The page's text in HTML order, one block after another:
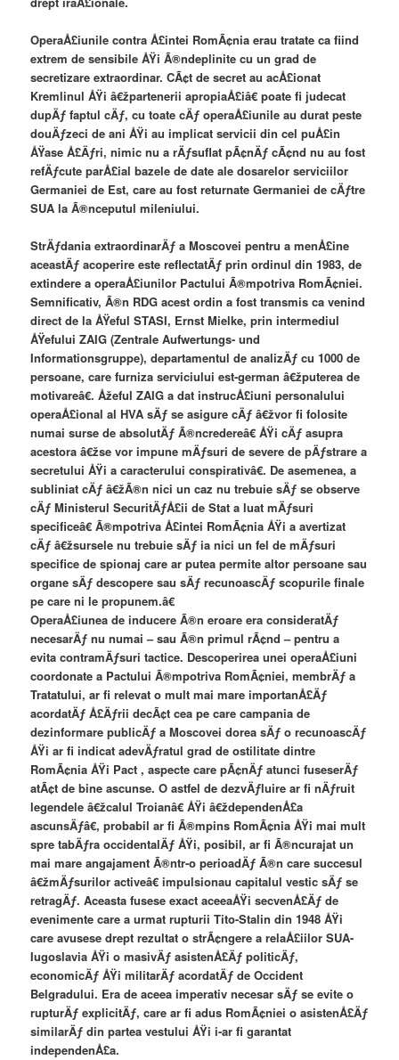
OperaÅ£iunile contra Å£intei RomÃ¢nia erau tratate ca fiind
extrem de sensibile ÅŸi Ã®ndeplinite cu un grad de
secretizare extraordinar. CÃ¢t de secret au acÅ£ionat
Kremlinul ÅŸi â€žpartenerii apropiaÅ£iâ€ poate fi judecat
dupÄƒ faptul cÄƒ, cu toate cÄƒ operaÅ£iunile au durat peste
douÄƒzeci de ani ÅŸi au implicat servicii din cel puÅ£in
ÅŸase Å£Äƒri, nimic nu a rÄƒsuflat pÃ¢nÄƒ cÃ¢nd nu au fost
refÄƒcute parÅ£ial bazele de date ale dosarelor serviciilor
Germaniei de Est, care au fost returnate Germaniei de cÄƒtre
SUA la Ã®nceputul mileniului.
StrÄƒdania extraordinarÄƒ a Moscovei pentru a menÅ£ine
aceastÄƒ acoperire este reflectatÄƒ prin ordinul din 1983, de
extindere a operaÅ£iunilor Pactului Ã®mpotriva RomÃ¢niei.
Semnificativ, Ã®n RDG acest ordin a fost transmis ca venind
direct de la ÅŸeful STASI, Ernst Mielke, prin intermediul
ÅŸefului ZAIG (Zentrale Aufwertungs- und
Informationsgruppe), departamentul de analizÄƒ cu 1000 de
persoane, care furniza serviciului est-german â€žputerea de
motivareâ€. Åžeful ZAIG a dat instrucÅ£iuni personalului
operaÅ£ional al HVA sÄƒ se asigure cÄƒ â€žvor fi folosite
numai surse de absolutÄƒ Ã®ncredereâ€ ÅŸi cÄƒ asupra
acestora â€žse vor impune mÄƒsuri de severe de pÄƒstrare a
secretului ÅŸi a caracterului conspirativâ€. De asemenea, a
subliniat cÄƒ â€žÃ®n nici un caz nu trebuie sÄƒ se observe
cÄƒ Ministerul SecuritÄƒÅ£ii de Stat a luat mÄƒsuri
specificeâ€ Ã®mpotriva Å£intei RomÃ¢nia ÅŸi a avertizat
cÄƒ â€žsursele nu trebuie sÄƒ ia nici un fel de mÄƒsuri
specifice de spionaj care ar putea permite altor persoane sau
organe sÄƒ descopere sau sÄƒ recunoascÄƒ scopurile finale
pe care ni le propunem.â€
OperaÅ£iunea de inducere Ã®n eroare era consideratÄƒ
necesarÄƒ nu numai – sau Ã®n primul rÃ¢nd – pentru a
evita contramÄƒsuri tactice. Descoperirea unei operaÅ£iuni
coordonate a Pactului Ã®mpotriva RomÃ¢niei, membrÄƒ a
Tratatului, ar fi relevat o mult mai mare importanÅ£Äƒ
acordatÄƒ Å£Äƒrii decÃ¢t cea pe care campania de
dezinformare publicÄƒ a Moscovei dorea sÄƒ o recunoascÄƒ
ÅŸi ar fi indicat adevÄƒratul grad de ostilitate dintre
RomÃ¢nia ÅŸi Pact , aspecte care pÃ¢nÄƒ atunci fuseserÄƒ
atÃ¢t de bine ascunse. O astfel de dezvÄƒluire ar fi nÄƒruit
legendele â€žcalul Troianâ€ ÅŸi â€ždependenÅ£a
ascunsÄƒâ€, probabil ar fi Ã®mpins RomÃ¢nia ÅŸi mai mult
spre tabÄƒra occidentalÄƒ ÅŸi, posibil, ar fi Ã®ncurajat un
mai mare angajament Ã®ntr-o perioadÄƒ Ã®n care succesul
â€žmÄƒsurilor activeâ€ impulsionau capitalul vestic sÄƒ se
retragÄƒ. Aceasta fusese exact aceeaÅŸi secvenÅ£Äƒ de
evenimente care a urmat rupturii Tito-Stalin din 1948 ÅŸi
care avusese drept rezultat o strÃ¢ngere a relaÅ£iilor SUA-
Iugoslavia ÅŸi o masivÄƒ asistenÅ£Äƒ politicÄƒ,
economicÄƒ ÅŸi militarÄƒ acordatÄƒ de Occident
Belgradului. Era de aceea imperativ necesar sÄƒ se evite o
rupturÄƒ explicitÄƒ, care ar fi adus RomÃ¢niei o asistenÅ£Äƒ
similarÄƒ din partea vestului ÅŸi i-ar fi garantat
independenÅ£a.